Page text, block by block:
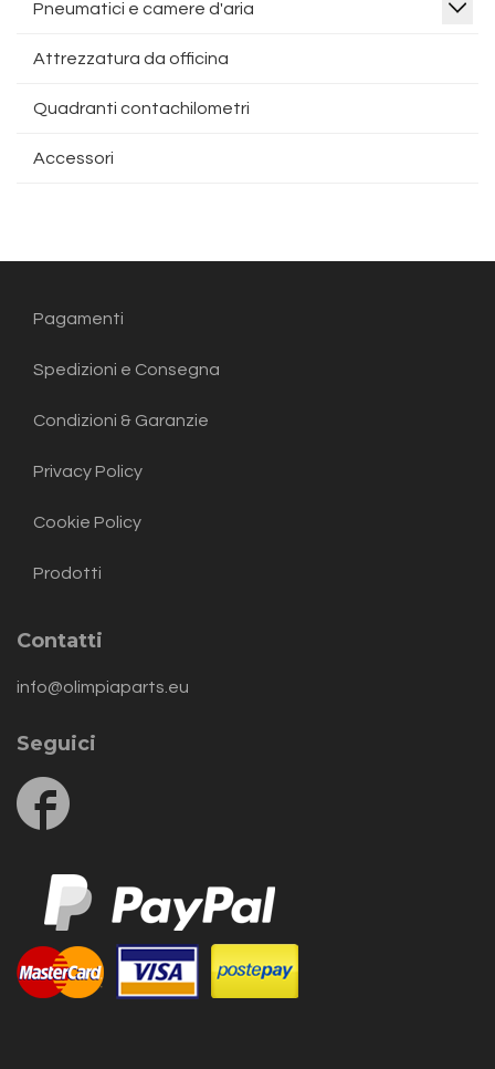
Pneumatici e camere d'aria
Attrezzatura da officina
Quadranti contachilometri
Accessori
Pagamenti
Spedizioni e Consegna
Condizioni & Garanzie
Privacy Policy
Cookie Policy
Prodotti
Contatti
info@olimpiaparts.eu
Seguici
us